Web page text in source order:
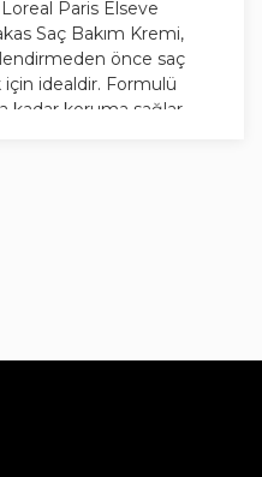
Loreal Paris Elseve
Saç Bakım Kremi,
önce saç
idealdir. Formulü
kadar koruma sağlar.